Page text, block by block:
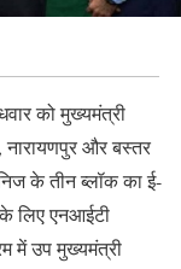
को मुख्यमंत्री
नारायणपुर और बस्तर
के तीन ब्लॉक का ई-
लिए एनआईटी
में उप मुख्यमंत्री